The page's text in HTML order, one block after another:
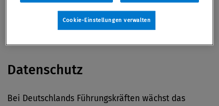
deutsche Stahlhersteller, wegen Preisabsprachen
Datenschutz
Bei Deutschlands Führungskräften wächst das
Cookie-Einstellungen verwalten